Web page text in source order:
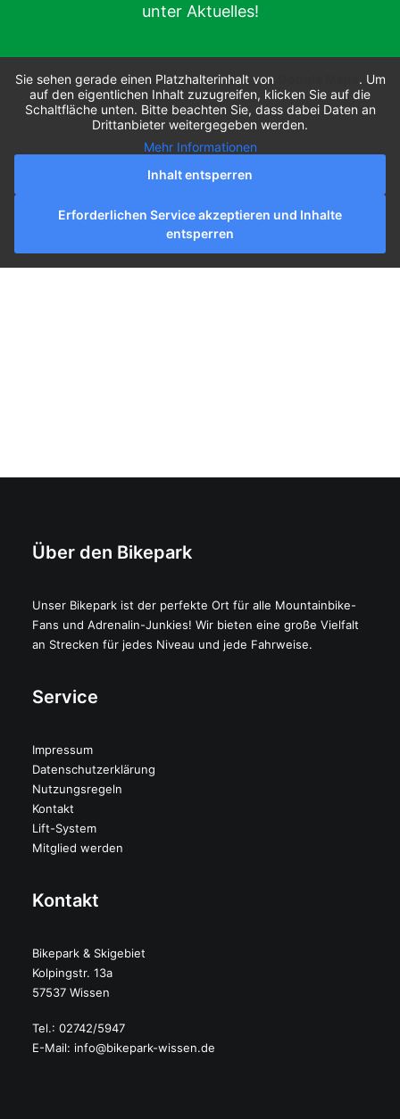
unter Aktuelles!
Sie sehen gerade einen Platzhalterinhalt von
. Um
auf den eigentlichen Inhalt zuzugreifen, klicken Sie auf die
Schaltfläche unten. Bitte beachten Sie, dass dabei Daten an
Drittanbieter weitergegeben werden.
Mehr Informationen
Inhalt entsperren
Erforderlichen Service akzeptieren und Inhalte
entsperren
Über den Bikepark
Unser Bikepark ist der perfekte Ort für alle Mountainbike-
Fans und Adrenalin-Junkies! Wir bieten eine große Vielfalt
an Strecken für jedes Niveau und jede Fahrweise.
Service
Impressum
Datenschutzerklärung
Nutzungsregeln
Kontakt
Lift-System
Mitglied werden
Kontakt
Bikepark & Skigebiet
Kolpingstr. 13a
57537 Wissen
Tel.: 02742/5947
E-Mail: info@bikepark-wissen.de